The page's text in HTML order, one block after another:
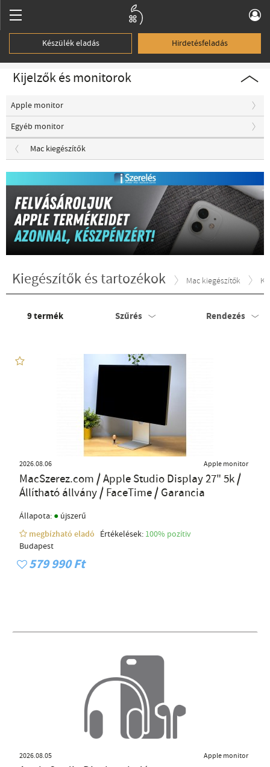
Készülék eladás Hirdetésfeladás
Kijelzők és monitorok
Apple monitor
Egyéb monitor
Mac kiegészítők
Kiegészítők és tartozékok Mac kiegészítők
9termék Szűrés Rendezés
2026.08.06 Apple monitor
MacSzerez.com / Apple Studio Display 27" 5k /
Állítható állvány / FaceTime / Garancia
Állapota: ● újszerű
megbízható eladó
Értékelések: 100% pozítiv
Budapest
579 990 Ft
2026.08.05 Apple monitor